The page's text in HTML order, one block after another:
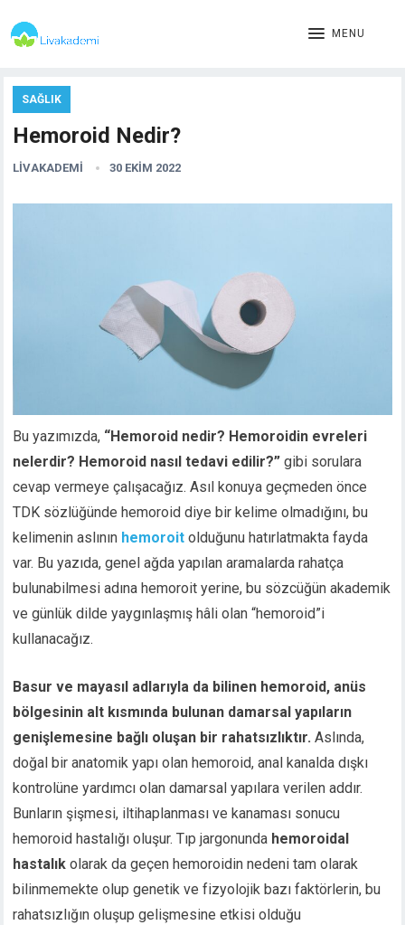
MENU
SAĞLIK
Hemoroid Nedir?
LIVAKADEMI 30 EKIM 2022
Bu yazımızda, “Hemoroid nedir? Hemoroidin evreleri
nelerdir? Hemoroid nasıl tedavi edilir?” gibi sorulara
cevap vermeye çalışacağız. Asıl konuya geçmeden önce
TDK sözlüğünde hemoroid diye bir kelime olmadığını, bu
kelimenin aslının hemoroit olduğunu hatırlatmakta fayda
var. Bu yazıda, genel ağda yapılan aramalarda rahatça
bulunabilmesi adına hemoroit yerine, bu sözcüğün akademik
ve günlük dilde yaygınlaşmış hâli olan “hemoroid”i
kullanacağız.
Basur ve mayasıl adlarıyla da bilinen hemoroid, anüs
bölgesinin alt kısmında bulunan damarsal yapıların
genişlemesine bağlı oluşan bir rahatsızlıktır. Aslında,
doğal bir anatomik yapı olan hemoroid, anal kanalda dışkı
kontrolüne yardımcı olan damarsal yapılara verilen addır.
Bunların şişmesi, iltihaplanması ve kanaması sonucu
hemoroid hastalığı oluşur. Tıp jargonunda hemoroidal
hastalık olarak da geçen hemoroidin nedeni tam olarak
bilinmemekte olup genetik ve fizyolojik bazı faktörlerin, bu
rahatsızlığın oluşup gelişmesine etkisi olduğu